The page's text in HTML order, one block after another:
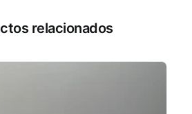
relacionados